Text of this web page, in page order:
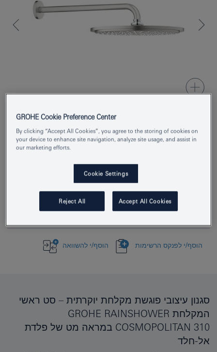
Product Number 26066DC0
EAN
כרום מוברש
Download specification
הוסף/י לפנקס הרשימות הוסף/י להשוואה
סגנון עיצובי פוגשת מקלחת יוקרתית – סט ראשי
המקלחת GROHE RAINSHOWER
COSMOPOLITAN 310 במראה מט של פלדת
אל-חלד
GROHE Cookie Preference Center
By clicking “Accept All Cookies”, you agree to the storing of cookies on
your device to enhance site navigation, analyze site usage, and assist in
our marketing efforts.
Cookie Settings
Reject All Accept All Cookies